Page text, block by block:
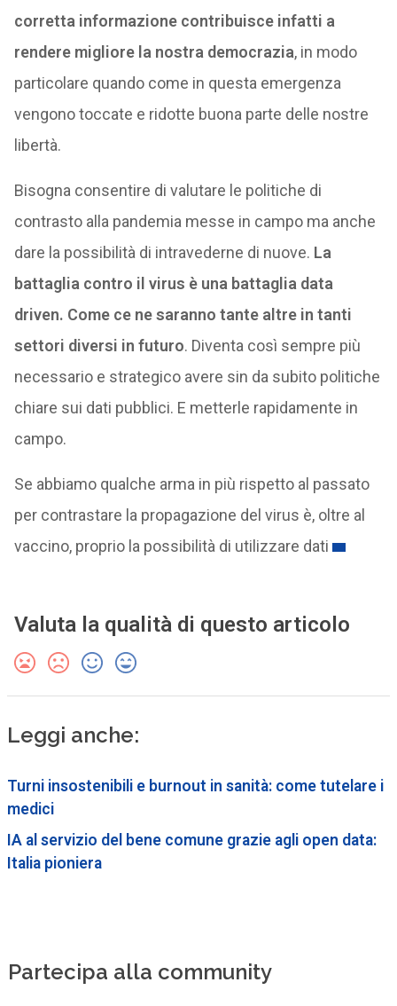
corretta informazione contribuisce infatti a
rendere migliore la nostra democrazia, in modo
particolare quando come in questa emergenza
vengono toccate e ridotte buona parte delle nostre
libertà.
Bisogna consentire di valutare le politiche di
contrasto alla pandemia messe in campo ma anche
dare la possibilità di intravederne di nuove. La
battaglia contro il virus è una battaglia data
driven. Come ce ne saranno tante altre in tanti
settori diversi in futuro. Diventa così sempre più
necessario e strategico avere sin da subito politiche
chiare sui dati pubblici. E metterle rapidamente in
campo.
Se abbiamo qualche arma in più rispetto al passato
per contrastare la propagazione del virus è, oltre al
vaccino, proprio la possibilità di utilizzare dati
Valuta la qualità di questo articolo
Leggi anche:
Turni insostenibili e burnout in sanità: come tutelare i
medici
IA al servizio del bene comune grazie agli open data:
Italia pioniera
Partecipa alla community